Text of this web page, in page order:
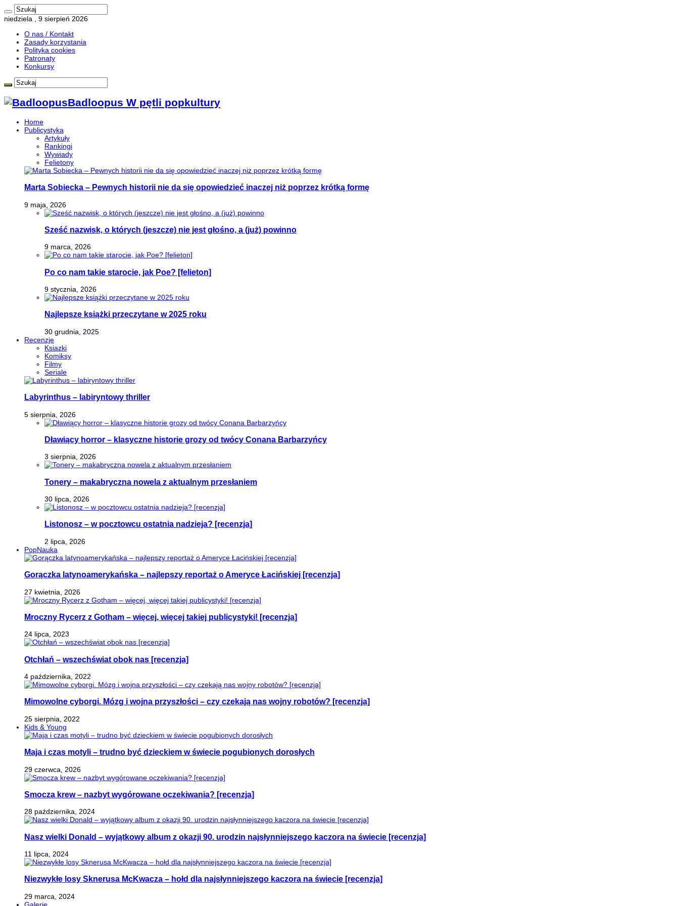
niedziela , 9 sierpień 2026
O nas / Kontakt
Zasady korzystania
Polityka cookies
Patronaty
Konkursy
Badloopus W pętli popkultury
Home
Publicystyka
Artykuły
Rankingi
Wywiady
Felietony
Marta Sobiecka – Pewnych historii nie da się opowiedzieć inaczej niż poprzez krótką formę
9 maja, 2026
Sześć nazwisk, o których (jeszcze) nie jest głośno, a (już) powinno
9 marca, 2026
Po co nam takie starocie, jak Poe? [felieton]
9 stycznia, 2026
Najlepsze książki przeczytane w 2025 roku
30 grudnia, 2025
Recenzje
Ksiazki
Komiksy
Filmy
Seriale
Labyrinthus – labiryntowy thriller
5 sierpnia, 2026
Dławiący horror – klasyczne historie grozy od twócy Conana Barbarzyńcy
3 sierpnia, 2026
Tonery – makabryczna nowela z aktualnym przesłaniem
30 lipca, 2026
Listonosz – w pocztowcu ostatnia nadzieja? [recenzja]
2 lipca, 2026
PopNauka
Gorączka latynoamerykańska – najlepszy reportaż o Ameryce Łacińskiej [recenzja]
27 kwietnia, 2026
Mroczny Rycerz z Gotham – więcej, więcej takiej publicystyki! [recenzja]
24 lipca, 2023
Otchłań – wszechświat obok nas [recenzja]
4 października, 2022
Mimowolne cyborgi. Mózg i wojna przyszłości – czy czekają nas wojny robotów? [recenzja]
25 sierpnia, 2022
Kids & Young
Maja i czas motyli – trudno być dzieckiem w świecie pogubionych dorosłych
29 czerwca, 2026
Smocza krew – nazbyt wygórowane oczekiwania? [recenzja]
28 października, 2024
Nasz wielki Donald – wyjątkowy album z okazji 90. urodzin najsłynniejszego kaczora na świecie [recenzja]
11 lipca, 2024
Niezwykłe losy Sknerusa McKwacza – hołd dla najsłynniejszego kaczora na świecie [recenzja]
29 marca, 2024